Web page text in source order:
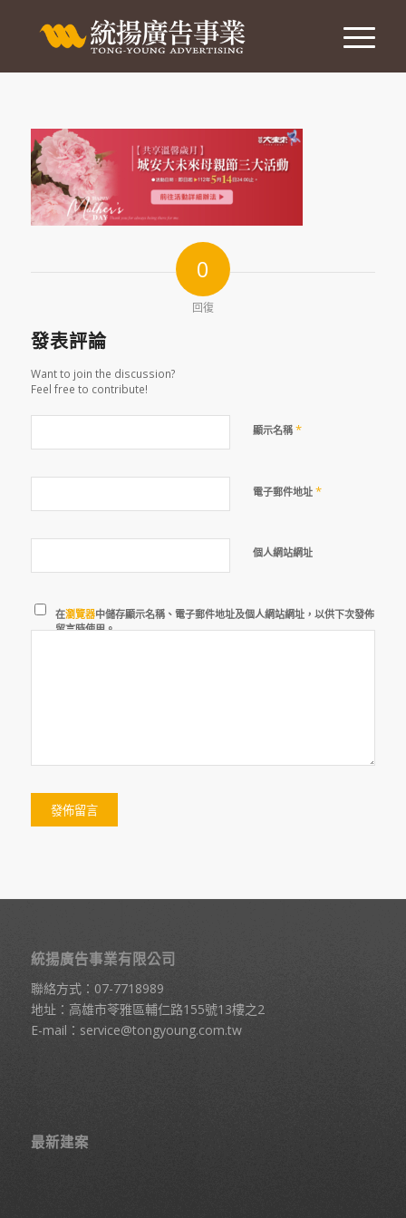
0
回復
發表評論
Want to join the discussion?
Feel free to contribute!
顯示名稱 *
電子郵件地址 *
個人網站網址
在瀏覽器中儲存顯示名稱、電子郵件地址及個人網站網址，以供下次發佈
留言時使用。
統揚廣告事業有限公司
聯絡方式： 07-7718989
地址：高雄市苓雅區輔仁路155號13樓之2
E-mail： service@tongyoung.com.tw
最新建案